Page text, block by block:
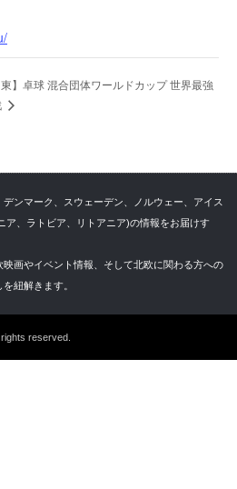
東】卓球 混合団体ワールドカップ 世界最強
ンマーク、スウェーデン、ノルウェー、アイス
ア、ラトビア、リトアニア)の情報をお届けす
画やイベント情報、そして北欧に関わる方への
紐解きます。
reserved.